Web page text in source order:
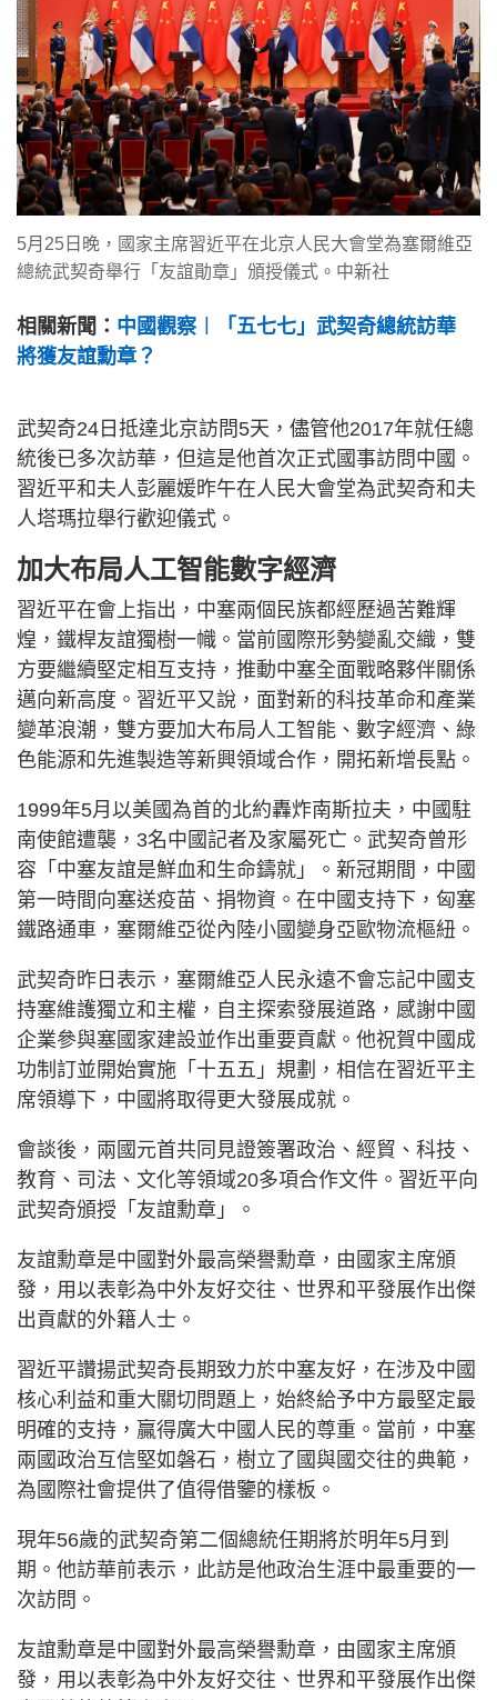
5月25日晚，國家主席習近平在北京人民大會堂為塞爾維亞
總統武契奇舉行「友誼勛章」頒授儀式。中新社
相關新聞： 中國觀察︱「五七七」武契奇總統訪華
將獲友誼勳章？
武契奇24日抵達北京訪問5天，儘管他2017年就任總
統後已多次訪華，但這是他首次正式國事訪問中國。
習近平和夫人彭麗媛昨午在人民大會堂為武契奇和夫
人塔瑪拉舉行歡迎儀式。
加大布局人工智能數字經濟
習近平在會上指出，中塞兩個民族都經歷過苦難輝
煌，鐵桿友誼獨樹一幟。當前國際形勢變亂交織，雙
方要繼續堅定相互支持，推動中塞全面戰略夥伴關係
邁向新高度。習近平又說，面對新的科技革命和產業
變革浪潮，雙方要加大布局人工智能、數字經濟、綠
色能源和先進製造等新興領域合作，開拓新增長點。
1999年5月以美國為首的北約轟炸南斯拉夫，中國駐
南使館遭襲，3名中國記者及家屬死亡。武契奇曾形
容「中塞友誼是鮮血和生命鑄就」。新冠期間，中國
第一時間向塞送疫苗、捐物資。在中國支持下，匈塞
鐵路通車，塞爾維亞從內陸小國變身亞歐物流樞紐。
武契奇昨日表示，塞爾維亞人民永遠不會忘記中國支
持塞維護獨立和主權，自主探索發展道路，感謝中國
企業參與塞國家建設並作出重要貢獻。他祝賀中國成
功制訂並開始實施「十五五」規劃，相信在習近平主
席領導下，中國將取得更大發展成就。
會談後，兩國元首共同見證簽署政治、經貿、科技、
教育、司法、文化等領域20多項合作文件。習近平向
武契奇頒授「友誼勳章」。
友誼勳章是中國對外最高榮譽勳章，由國家主席頒
發，用以表彰為中外友好交往、世界和平發展作出傑
出貢獻的外籍人士。
習近平讚揚武契奇長期致力於中塞友好，在涉及中國
核心利益和重大關切問題上，始終給予中方最堅定最
明確的支持，贏得廣大中國人民的尊重。當前，中塞
兩國政治互信堅如磐石，樹立了國與國交往的典範，
為國際社會提供了值得借鑒的樣板。
現年56歲的武契奇第二個總統任期將於明年5月到
期。他訪華前表示，此訪是他政治生涯中最重要的一
次訪問。
友誼勳章是中國對外最高榮譽勳章，由國家主席頒
發，用以表彰為中外友好交往、世界和平發展作出傑